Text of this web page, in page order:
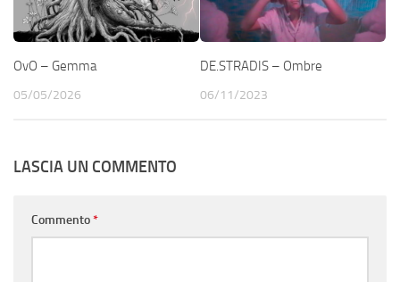
OvO – Gemma
05/05/2026
DE.STRADIS – Ombre
06/11/2023
LASCIA UN COMMENTO
Commento*